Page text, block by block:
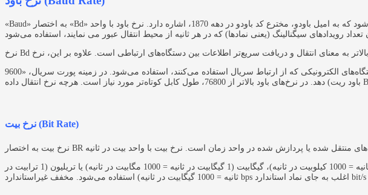
«Baud» به اختصار «Bd» نوشته می‌شود که به امیل باودو، مخترع کد باودو در دهه 1870، اشاره دارد. نرخ باود با واحد Baud باود (Bd) اندازه‌گیری می‌شود. نرخ باود، نرخی است که اطلاعات با آن از طریق یک کانال ارتباطی منتقل
نرخ باود به طور معمول جهت بحث در مورد دستگاه‌های الکترونیکی که از ارتباط سریال استفاده می‌کنند، استفاده می‌شود. در زمینه پورت سریال، «9600 Bd» به این معنی است که پورت سریال می‌تواند تا 9600 بیت در ثانیه انتقال
نرخ بیت ‌(Bit Rate)
اغلب همراه با پیشوندهای سیستم بین‌المللی واحدها مانند کیلو (1 کیلوبیت در ثانیه = 1000 بیت در ثانیه)، مگابیت (1 مگابیت در ثانیه = 1000 کیلوبیت در ثانیه)، گیگابیت (1 گیگابیت در ثانیه = 1000 مگابیت در ثانیه) یا تریلیون (1 ترابیت در